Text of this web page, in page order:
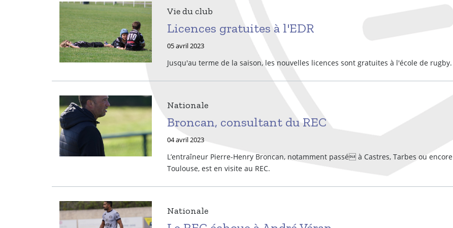
Vie du club
Licences gratuites à l'EDR
05 avril 2023
Jusqu'au terme de la saison, les nouvelles licences sont gratuites à l'école de rugby.
Nationale
Broncan, consultant du REC
04 avril 2023
L’entraîneur Pierre-Henry Broncan, notamment passé à Castres, Tarbes ou encore
Toulouse, est en visite au REC.
Nationale